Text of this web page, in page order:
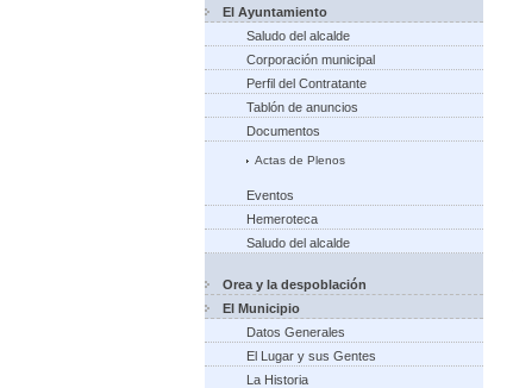
El Ayuntamiento
Saludo del alcalde
Corporación municipal
Perfil del Contratante
Tablón de anuncios
Documentos
Actas de Plenos
Eventos
Hemeroteca
Saludo del alcalde
Orea y la despoblación
El Municipio
Datos Generales
El Lugar y sus Gentes
La Historia